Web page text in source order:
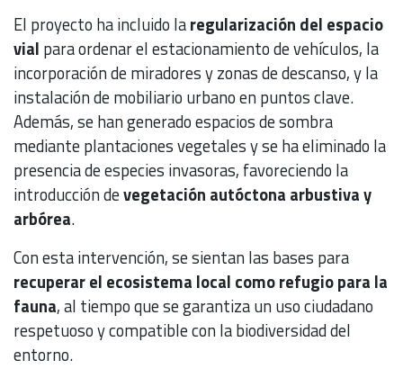
El proyecto ha incluido laregularización del espacio
vial para ordenar el estacionamiento de vehículos, la
incorporación de miradores y zonas de descanso, y la
instalación de mobiliario urbano en puntos clave.
Además, se han generado espacios de sombra
mediante plantaciones vegetales y se ha eliminado la
presencia de especies invasoras, favoreciendo la
introducción devegetación autóctona arbustiva y
arbórea.
Con esta intervención, se sientan las bases para
recuperar el ecosistema local como refugio para la
fauna, al tiempo que se garantiza un uso ciudadano
respetuoso y compatible con la biodiversidad del
entorno.